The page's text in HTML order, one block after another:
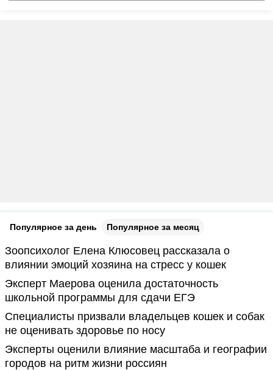
Популярное за день Популярное за месяц
Зоопсихолог Елена Клюсовец рассказала о
влиянии эмоций хозяина на стресс у кошек
Эксперт Маерова оценила достаточность
школьной программы для сдачи ЕГЭ
Специалисты призвали владельцев кошек и собак
не оценивать здоровье по носу
Эксперты оценили влияние масштаба и географии
городов на ритм жизни россиян